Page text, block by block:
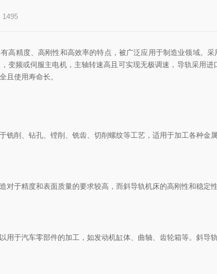
1495
高精度、高刚性和高效率的特点，被广泛应用于制造业领域。
变频或伺服主电机，主轴转速高且可实现无极调速，导轨采用
且使用寿命长。
削、钻孔、镗削、铣齿、切削螺纹等工艺，适用于加工各种金
于精度和表面质量的要求较高，而斜导轨机床的高刚性和稳定
于汽车零部件的加工，如发动机缸体、曲轴、齿轮箱等。斜导